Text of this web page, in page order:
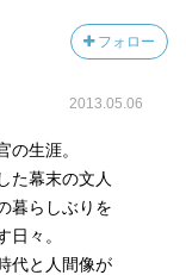
フォロー
2013.05.06
生涯。
た幕末の文人
暮らしぶりを
々。
代と人間像が